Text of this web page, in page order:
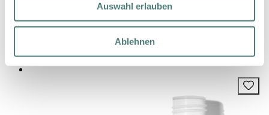
Auswahl erlauben
Ablehnen
Cleansing
200 ml (43,50 € / 100 ml)